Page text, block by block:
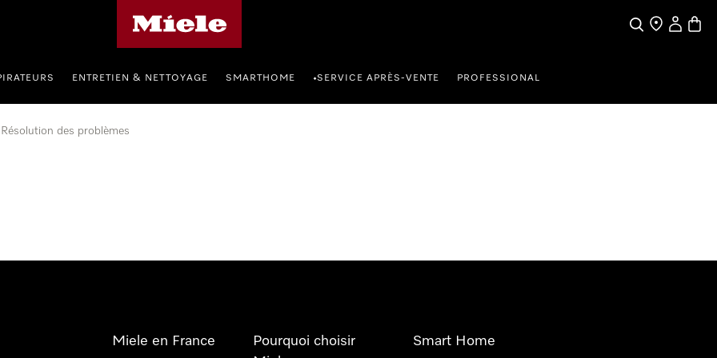
SearchFind a store
My
ENTRETIEN & NETTOYAGE SMARTHOME •SERVICE APRÈS-VENTE PROFESSIONAL
Résolution des problèmes
Miele en France
Pourquoi choisir
Smart Home